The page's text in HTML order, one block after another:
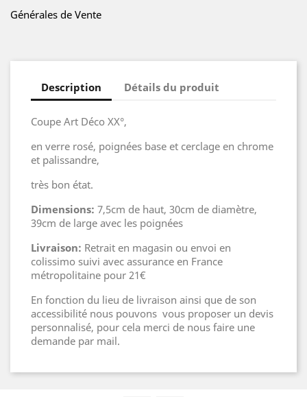
Générales de Vente
Description Détails du produit
Coupe Art Déco XX°,
en verre rosé, poignées base et cerclage en chrome
et palissandre,
très bon état.
Dimensions: 7,5cm de haut, 30cm de diamètre,
39cm de large avec les poignées
Livraison: Retrait en magasin ou envoi en
colissimo suivi avec assurance en France
métropolitaine pour 21€
En fonction du lieu de livraison ainsi que de son
accessibilité nous pouvons vous proposer un devis
personnalisé, pour cela merci de nous faire une
demande par mail.